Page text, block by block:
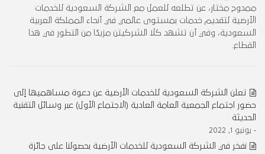
ممدوح مختار، عن تطلعه للعمل مع الشركة السعودية للخدمات
الأرضية لتقديم خدمات بمستوى عالمي في أنحاء المملكة العربية
السعودية، وفي أن تشهد كلا الشركيتن مزيدًا من التطور في هذا
القطاع.
تعلن الشركة السعودية للخدمات الأرضية عن دعوة مساهميها إلى
حضور اجتماع الجمعية العامة العادية (الاجتماع الأول) عبر وسائل التقنية
الحديثة
- يونيو 1, 2022
نفخر في الشركة السعودية للخدمات الأرضية بحصولنا على جائزة